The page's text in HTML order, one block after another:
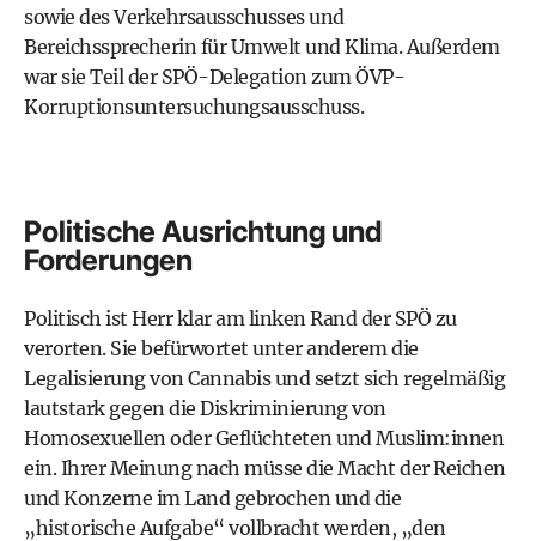
sowie des Verkehrsausschusses und
Bereichssprecherin für Umwelt undKlima. Außerdem
war sie Teil der SPÖ-Delegation zum ÖVP-
Korruptionsuntersuchungsausschuss.
Politische Ausrichtung und
Forderungen
Politisch ist Herr klar am linken Rand der SPÖ zu
verorten. Sie befürwortet unter anderem die
Legalisierung von Cannabis und setzt sich regelmäßig
lautstark gegen die Diskriminierung von
Homosexuellen oder Geflüchteten und Muslim:innen
ein. Ihrer Meinung nach müsse die Macht der Reichen
und Konzerne im Land gebrochen und die
„historische Aufgabe“ vollbracht werden, „den